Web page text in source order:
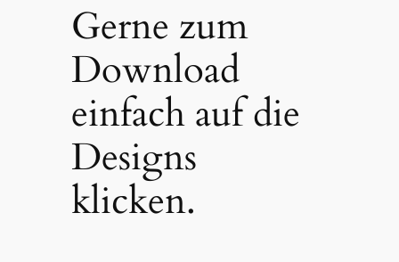
Gerne zum
Download
einfach auf die
Designs
klicken.